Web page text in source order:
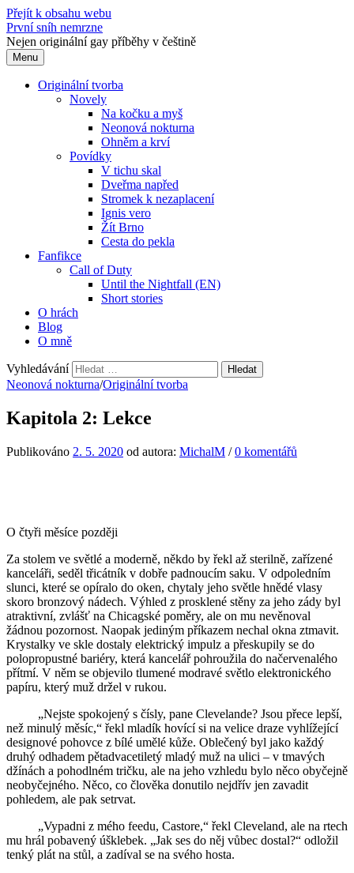
Přejít k obsahu webu
První sníh nemrzne
Nejen originální gay příběhy v češtině
Menu
Originální tvorba
Novely
Na kočku a myš
Neonová nokturna
Ohněm a krví
Povídky
V tichu skal
Dveřma napřed
Stromek k nezaplacení
Ignis vero
Žít Brno
Cesta do pekla
Fanfikce
Call of Duty
Until the Nightfall (EN)
Short stories
O hrách
Blog
O mně
Vyhledávání
Neonová nokturna/Originální tvorba
Kapitola 2: Lekce
Publikováno 2. 5. 2020 od autora: MichalM /0 komentářů
O čtyři měsíce později
Za stolem ve světlé a moderně, někdo by řekl až sterilně, zařízené
kanceláři, seděl třicátník v dobře padnoucím saku. V odpoledním
slunci, které se opíralo do oken, chytaly jeho světle hnědé vlasy
skoro bronzový nádech. Výhled z prosklené stěny za jeho zády byl
atraktivní, zvlášť na Chicagské poměry, ale on mu nevěnoval
žádnou pozornost. Naopak jediným příkazem nechal okna ztmavit.
Krystalky ve skle dostaly elektrický impulz a přeskupily se do
polopropustné bariéry, která kancelář pohroužila do načervenalého
přítmí. V něm se objevilo tlumené modravé světlo elektronického
papíru, který muž držel v rukou.
„Nejste spokojený s čísly, pane Clevelande? Jsou přece lepší,
než minulý měsíc,“ řekl mladík hovící si na velice draze vyhlížející
designové pohovce z bílé umělé kůže. Oblečený byl jako každý
druhý odhadem pětadvacetiletý mladý muž na ulici – v tmavých
džínách a pohodlném tričku, ale na jeho vzhledu bylo něco obyčejně
neobyčejného. Něco, co člověka donutilo nejdřív jen zavadit
pohledem, ale pak setrvat.
„Vypadni z mého feedu, Castore,“ řekl Cleveland, ale na rtech
mu hrál pobavený úšklebek. „Jak ses do něj vůbec dostal?“ odložil
tenký plát na stůl, a zadíval se na svého hosta.